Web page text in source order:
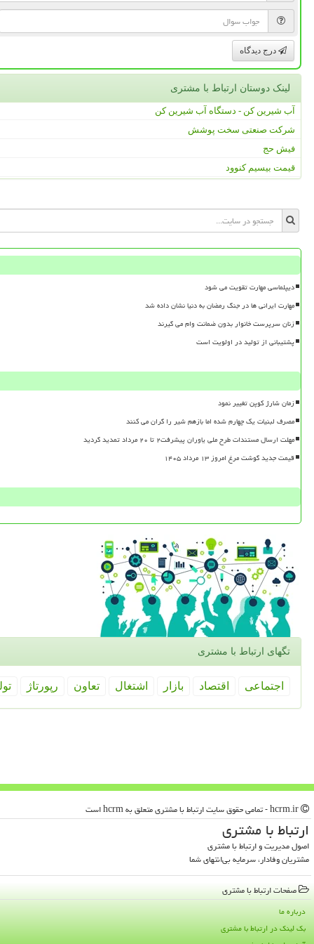
درج دیدگاه
لینک دوستان ارتباط با مشتری
آب شیرین کن - دستگاه آب شیرین کن
شرکت صنعتی سخت پوشش
فیش حج
قیمت بیسیم کنوود
دیپلماسی مهارت تقویت می شود
مهارت ایرانی ها در جنگ رمضان به دنیا نشان داده شد
زنان سرپرست خانوار بدون ضمانت وام می گیرند
پشتیبانی از تولید در اولویت است
زمان شارژ کوپن تغییر نمود
مصرف لبنیات یک چهارم شده اما بازهم شیر را گران می کنند
مهلت ارسال مستندات طرح ملی یاوران پیشرفت۲ تا ۲۰ مرداد تمدید گردید
قیمت جدید گوشت مرغ امروز ۱۳ مرداد ۱۴۰۵
تگهای ارتباط با مشتری
اجتماعی اقتصاد بازار اشتغال تعاون رپورتاژ
ارتباط با مشتری
اصول مدیریت و ارتباط با مشتری
مشتریان وفادار، سرمایه بی‌انتهای شما
صفحات ارتباط با مشتری
درباره ما
بک لینک در ارتباط با مشتری